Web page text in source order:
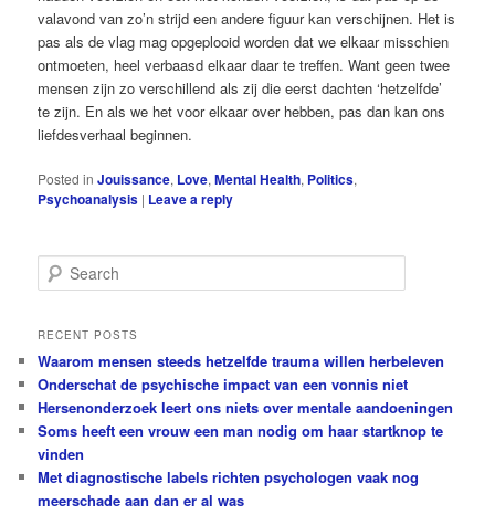
valavond van zo’n strijd een andere figuur kan verschijnen. Het is
pas als de vlag mag opgeplooid worden dat we elkaar misschien
ontmoeten, heel verbaasd elkaar daar te treffen. Want geen twee
mensen zijn zo verschillend als zij die eerst dachten ‘hetzelfde’
te zijn. En als we het voor elkaar over hebben, pas dan kan ons
liefdesverhaal beginnen.
Posted in Jouissance, Love,Mental Health, Politics,
Psychoanalysis | Leave a reply
e
r
h
RECENT POSTS
Waarom mensen steeds hetzelfde trauma willen herbeleven
Onderschat de psychische impact van een vonnis niet
Hersenonderzoek leert ons niets over mentale aandoeningen
Soms heeft een vrouw een man nodig om haar startknop te
vinden
Met diagnostische labels richten psychologen vaak nog
meerschade aan dan er al was